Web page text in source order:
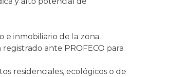
inmobiliario de la zona.
ante PROFECO para
residenciales, ecológicos o de